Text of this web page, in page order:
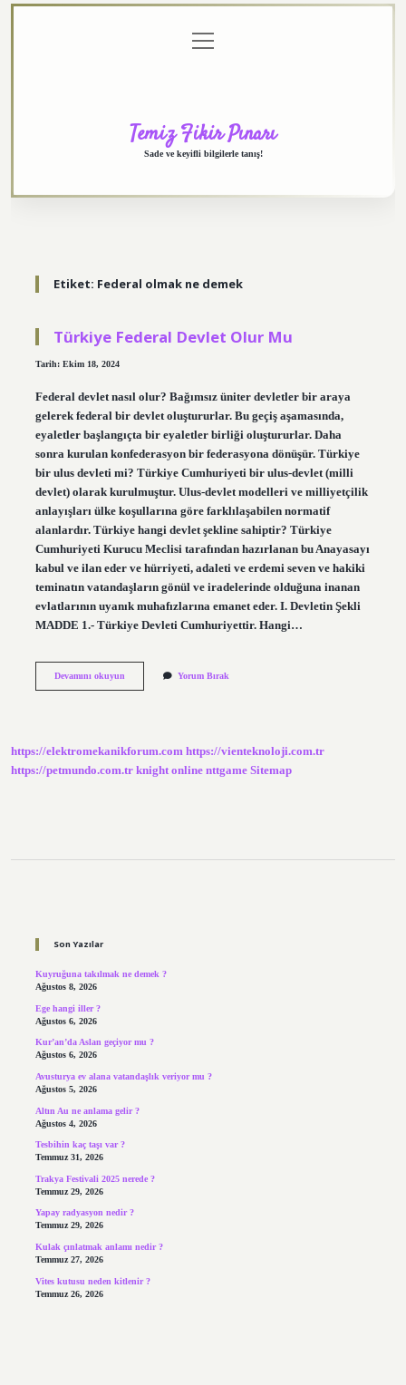
menüyü
aç
Temiz Fikir Pınarı
Sade ve keyifli bilgilerle tanış!
Etiket: Federal olmak ne demek
Türkiye Federal Devlet Olur Mu
Tarih: Ekim 18, 2024
Federal devlet nasıl olur? Bağımsız üniter devletler bir araya
gelerek federal bir devlet oluştururlar. Bu geçiş aşamasında,
eyaletler başlangıçta bir eyaletler birliği oluştururlar. Daha
sonra kurulan konfederasyon bir federasyona dönüşür. Türkiye
bir ulus devleti mi? Türkiye Cumhuriyeti bir ulus-devlet (milli
devlet) olarak kurulmuştur. Ulus-devlet modelleri ve milliyetçilik
anlayışları ülke koşullarına göre farklılaşabilen normatif
alanlardır. Türkiye hangi devlet şekline sahiptir? Türkiye
Cumhuriyeti Kurucu Meclisi tarafından hazırlanan bu Anayasayı
kabul ve ilan eder ve hürriyeti, adaleti ve erdemi seven ve hakiki
teminatın vatandaşların gönül ve iradelerinde olduğuna inanan
evlatlarının uyanık muhafızlarına emanet eder. I. Devletin Şekli
MADDE 1.- Türkiye Devleti Cumhuriyettir. Hangi…
Devamını okuyunTürkiye
Yorum Bırak
https://elektromekanikforum.com https://vienteknoloji.com.tr
https://petmundo.com.tr knight online nttgame Sitemap
Son Yazılar
Kuyruğuna takılmak ne demek ?
Ağustos 8, 2026
Ege hangi iller ?
Ağustos 6, 2026
Kur’an’da Aslan geçiyor mu ?
Ağustos 6, 2026
Avusturya ev alana vatandaşlık veriyor mu ?
Ağustos 5, 2026
Altın Au ne anlama gelir ?
Ağustos 4, 2026
Tesbihin kaç taşı var ?
Temmuz 31, 2026
Trakya Festivali 2025 nerede ?
Temmuz 29, 2026
Yapay radyasyon nedir ?
Temmuz 29, 2026
Kulak çınlatmak anlamı nedir ?
Temmuz 27, 2026
Vites kutusu neden kitlenir ?
Temmuz 26, 2026